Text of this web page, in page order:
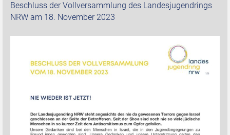
Beschluss der Vollversammlung des Landesjugendrings
NRW am 18. November 2023